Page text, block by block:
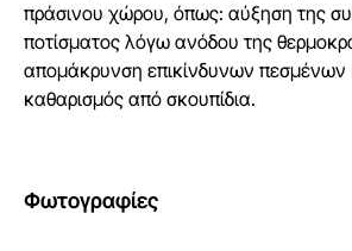
πράσινου χώρου, όπως: αύξηση της
ποτίσματος λόγω ανόδου της
απομάκρυνση επικίνδυνων πεσμένων
καθαρισμός από σκουπίδια.
Φωτογραφίες